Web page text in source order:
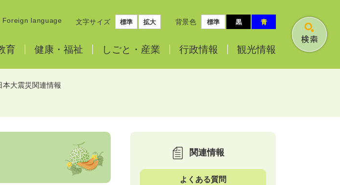
Foreign language 文字サイズ 標準 拡大 背景色 標準 黒 青
育 健康・ 福祉 しごと・ 産業 行政情報 観光情報
検
本大震災関連情報
関連情報
よくある質問